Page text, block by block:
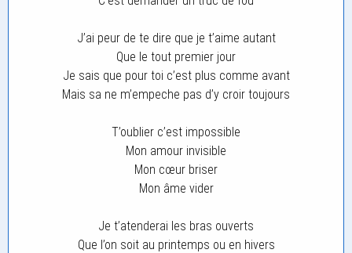
J’ai peur de te dire que je t’aime autant
Que le tout premier jour
Je sais que pour toi c’est plus comme avant
Mais sa ne m’empeche pas d’y croir toujours
T’oublier c’est impossible
Mon amour invisible
Mon cœur briser
Mon âme vider
Je t’atenderai les bras ouverts
Que l’on soit au printemps ou en hivers